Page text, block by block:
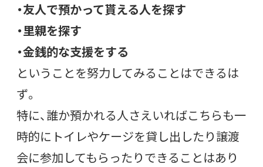
・友人で預かって貰える人を探す
・里親を探す
・金銭的な支援をする
ということを努力してみることはできるは
ず。
特に、誰か預かれる人さえいればこちらも一
時的にトイレやケージを貸し出したり譲渡
会に参加してもらったりできることはあり